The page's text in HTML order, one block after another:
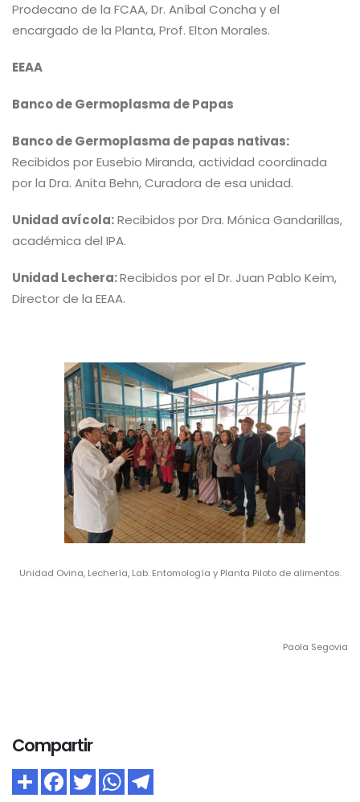
Prodecano de la FCAA, Dr. Aníbal Concha y el
encargado de la Planta, Prof. Elton Morales.
EEAA
Banco de Germoplasma de Papas
Banco de Germoplasma de papas nativas:
Recibidos por Eusebio Miranda, actividad coordinada
por la Dra. Anita Behn, Curadora de esa unidad.
Unidad avícola:Recibidos por Dra. Mónica Gandarillas,
académica del IPA.
Unidad Lechera:Recibidos por el Dr. Juan Pablo Keim,
Director de la EEAA.
Unidad Ovina, Lechería, Lab. Entomología y Planta Piloto de alimentos.
Paola Segovia
Compartir